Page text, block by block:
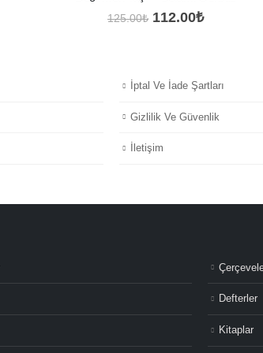
125.00₺ Orijinal
112.00₺Şu
İptal Ve İade Şartları
Gizlilik Ve Güvenlik
İletişim
Defterler
Kitaplar